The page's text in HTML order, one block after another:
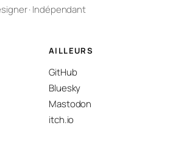
· Indépendant
AILLEURS
GitHub
Bluesky
Mastodon
itch.io